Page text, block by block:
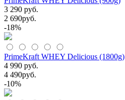
3 290 руб.
2 690руб.
-18%
PrimeKraft WHEY Delicious (1800g)
4 990 руб.
4 490руб.
-10%